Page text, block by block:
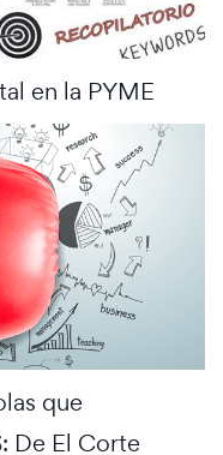
en la PYME
que
De El Corte